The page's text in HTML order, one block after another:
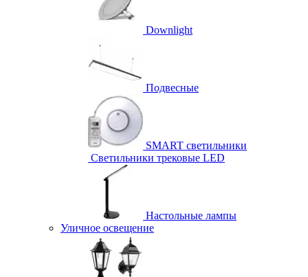
Downlight
Подвесные
SMART светильники
Светильники трековые LED
Настольные лампы
Уличное освещение